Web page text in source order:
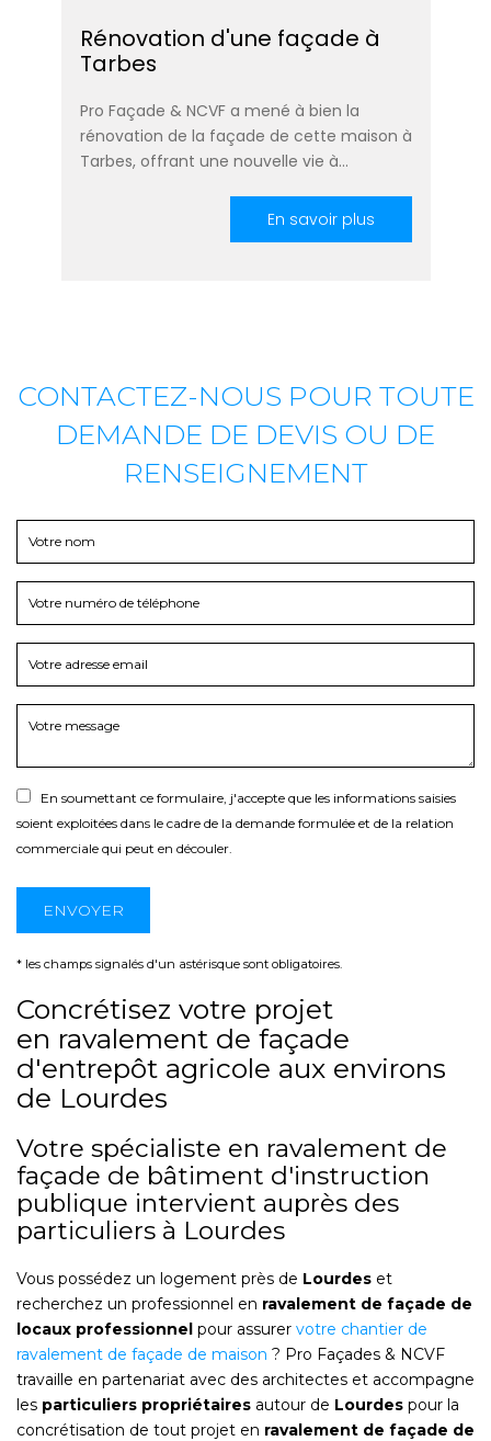
Rénovation d'une façade à
Tarbes
Pro Façade & NCVF a mené à bien la
rénovation de la façade de cette maison à
Tarbes, offrant une nouvelle vie à…
En savoir plus
CONTACTEZ-NOUS POUR TOUTE
DEMANDE DE DEVIS OU DE
RENSEIGNEMENT
En soumettant ce formulaire, j'accepte que les informations saisies
soient exploitées dans le cadre de la demande formulée et de la relation
commerciale qui peut en découler.
* les champs signalés d'un astérisque sont obligatoires.
Concrétisez votre projet
en ravalement de façade
d'entrepôt agricole aux environs
de Lourdes
Votre spécialiste en ravalement de
façade de bâtiment d'instruction
publique intervient auprès des
particuliers à Lourdes
Vous possédez un logement près de Lourdes et
recherchez un professionnel en ravalement de façade de
locaux professionnel pour assurer votre chantier de
ravalement de façade de maison ? Pro Façades & NCVF
travaille en partenariat avec des architectes et accompagne
les particuliers propriétaires autour de Lourdes pour la
concrétisation de tout projet en ravalement de façade de